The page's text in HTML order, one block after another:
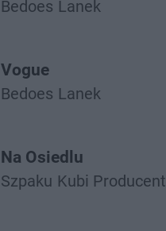
Bedoes Lanek
Vogue
Bedoes Lanek
Na Osiedlu
Szpaku Kubi Producent